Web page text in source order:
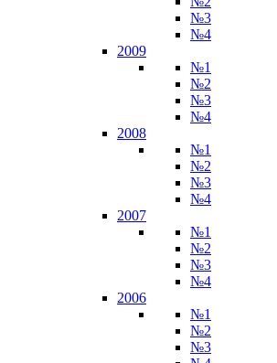
№3
№4
2009
№1
№2
№3
№4
2008
№1
№2
№3
№4
2007
№1
№2
№3
№4
2006
№1
№2
№3